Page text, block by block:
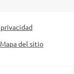
Mapa del sitio